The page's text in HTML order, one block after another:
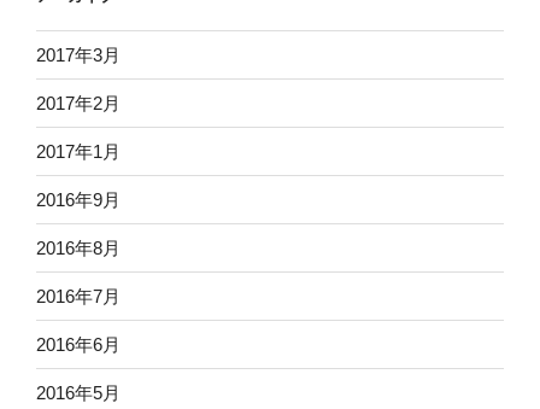
2017年3月
2017年2月
2017年1月
2016年9月
2016年8月
2016年7月
2016年6月
2016年5月